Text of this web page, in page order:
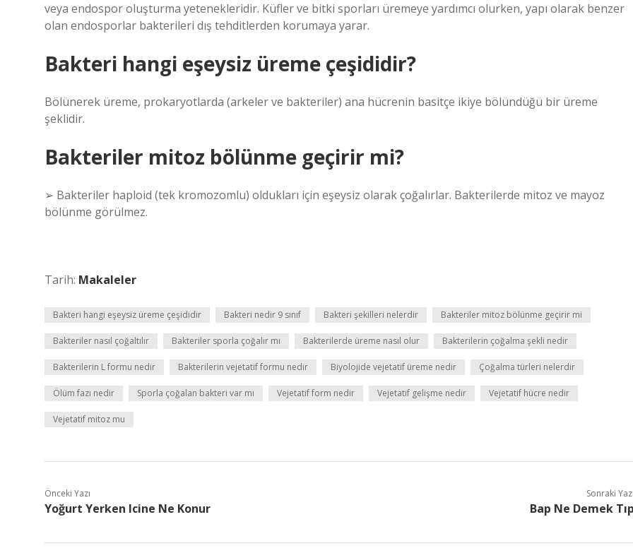
veya endospor oluşturma yetenekleridir. Küfler ve bitki sporları üremeye yardımcı olurken, yapı olarak benzer
olan endosporlar bakterileri dış tehditlerden korumaya yarar.
Bakteri hangi eşeysiz üreme çeşididir?
Bölünerek üreme, prokaryotlarda (arkeler ve bakteriler) ana hücrenin basitçe ikiye bölündüğü bir üreme
şeklidir.
Bakteriler mitoz bölünme geçirir mi?
➢ Bakteriler haploid (tek kromozomlu) oldukları için eşeysiz olarak çoğalırlar. Bakterilerde mitoz ve mayoz
bölünme görülmez.
Tarih: Makaleler
Bakteri hangi eşeysiz üreme çeşididir Bakteri nedir 9 sınıf Bakteri şekilleri nelerdir Bakteriler mitoz bölünme geçirir mi
Bakteriler nasıl çoğaltılır Bakteriler sporla çoğalır mı Bakterilerde üreme nasıl olur Bakterilerin çoğalma şekli nedir
Bakterilerin L formu nedir Bakterilerin vejetatif formu nedir Biyolojide vejetatif üreme nedir Çoğalma türleri nelerdir
Ölüm fazı nedir Sporla çoğalan bakteri var mı Vejetatif form nedir Vejetatif gelişme nedir Vejetatif hücre nedir
Vejetatif mitoz mu
Önceki Yazı
Yoğurt Yerken Icine Ne Konur
Sonraki
Bap Ne Demek